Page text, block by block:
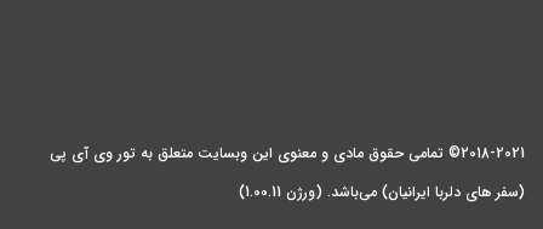
2018-2021© تمامی حقوق مادی و معنوی این وبسایت متعلق به تور وی آی پی
(سفر های دلربا ایرانیان) می‌باشد. (ورژن 1.00.11)